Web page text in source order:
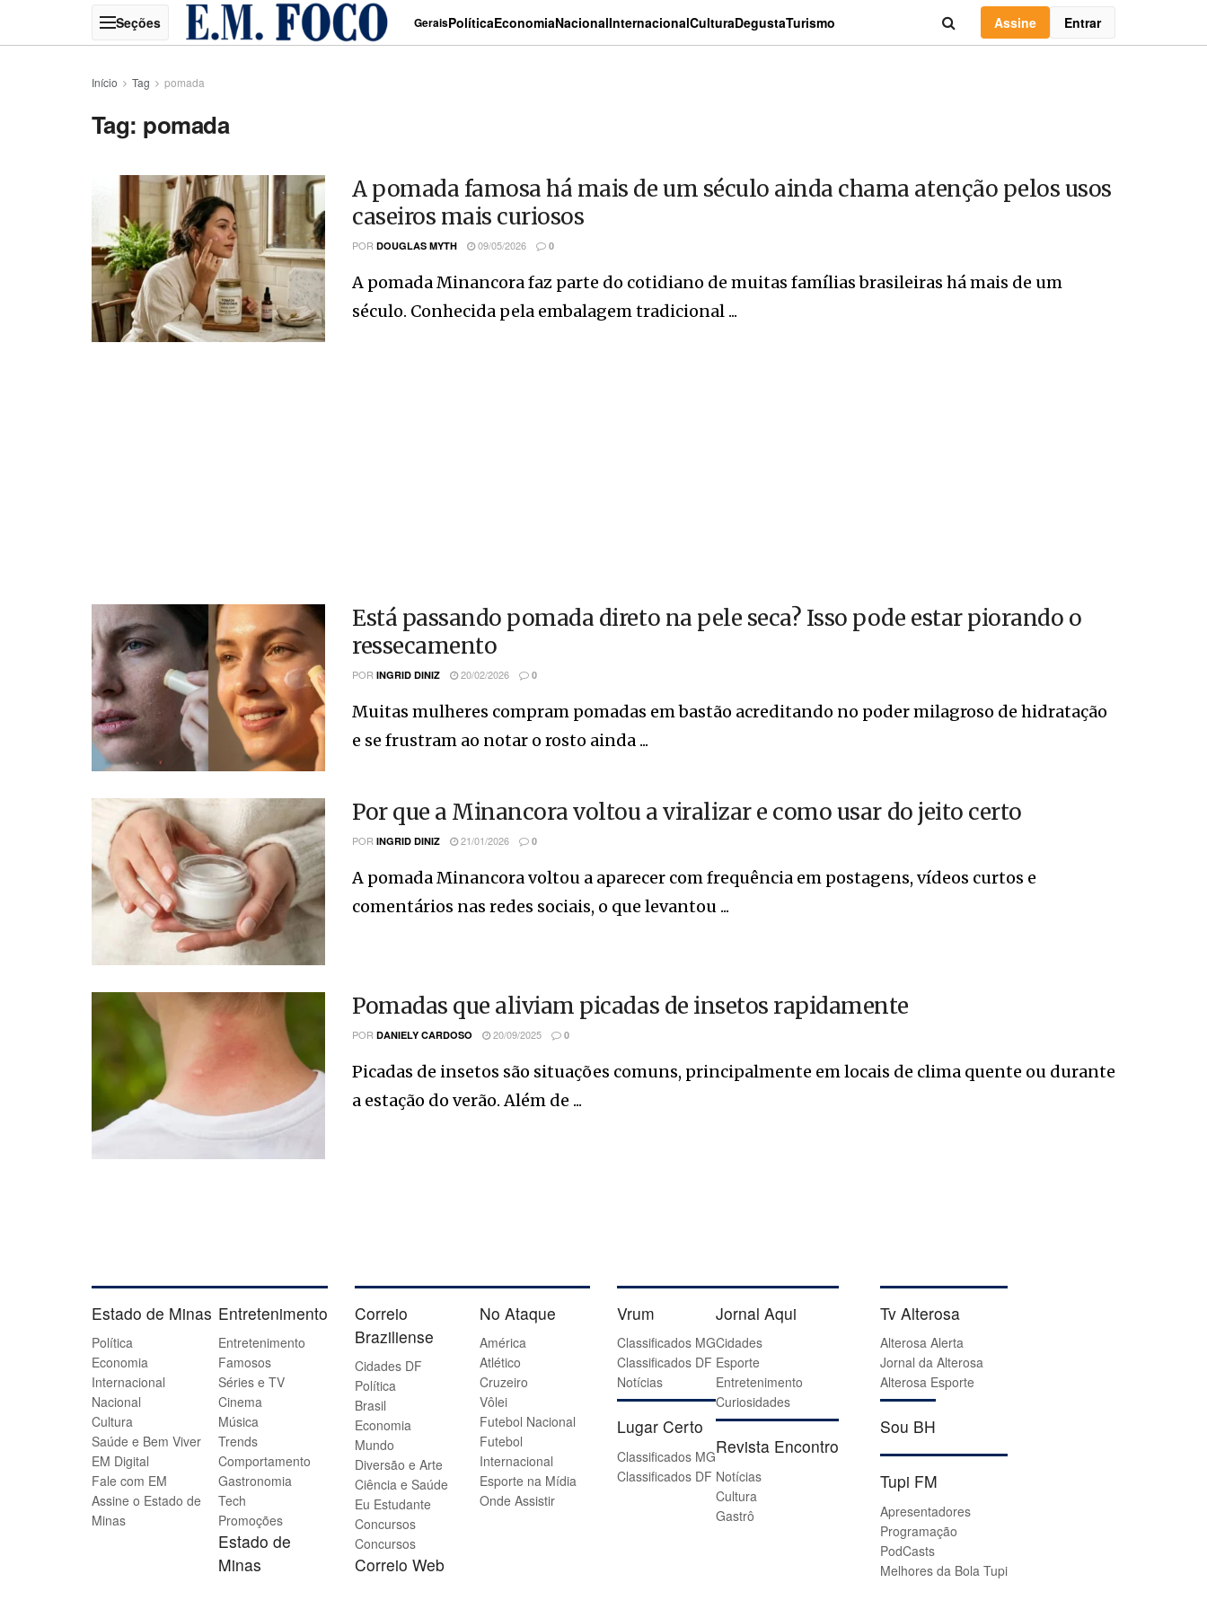
GeraisPolíticaEconomiaNacionalInternacionalCulturaDegustaTurismo Assine Entrar
Início Tag pomada
Tag: pomada
A pomada famosa há mais de um século ainda chama atenção pelos usos
caseiros mais curiosos
POR DOUGLAS MYTH 09/05/2026 0
A pomada Minancora faz parte do cotidiano de muitas famílias brasileiras há mais de um
século. Conhecida pela embalagem tradicional ...
Está passando pomada direto na pele seca? Isso pode estar piorando o
ressecamento
POR INGRID DINIZ 20/02/2026 0
Muitas mulheres compram pomadas em bastão acreditando no poder milagroso de hidratação
e se frustram ao notar o rosto ainda ...
Por que a Minancora voltou a viralizar e como usar do jeito certo
POR INGRID DINIZ 21/01/2026 0
A pomada Minancora voltou a aparecer com frequência em postagens, vídeos curtos e
comentários nas redes sociais, o que levantou ...
Pomadas que aliviam picadas de insetos rapidamente
POR DANIELY CARDOSO 20/09/2025 0
Picadas de insetos são situações comuns, principalmente em locais de clima quente ou durante
a estação do verão. Além de ...
Estado de Minas
Política
Economia
Internacional
Nacional
Cultura
Saúde e Bem Viver
EM Digital
Fale com EM
Assine o Estado de
Minas
Entretenimento
Entretenimento
Famosos
Séries e TV
Cinema
Música
Trends
Comportamento
Gastronomia
Tech
Promoções
Estado de
Minas
Correio
Braziliense
Cidades DF
Política
Brasil
Economia
Mundo
Diversão e Arte
Ciência e Saúde
Eu Estudante
Concursos
Concursos
Correio Web
No Ataque
América
Atlético
Cruzeiro
Vôlei
Futebol Nacional
Futebol
Internacional
Esporte na Mídia
Onde Assistir
Vrum
Classificados MG
Classificados DF
Notícias
Lugar Certo
Classificados MG
Classificados DF
Jornal Aqui
Cidades
Esporte
Entretenimento
Curiosidades
Revista Encontro
Notícias
Cultura
Gastrô
Tv Alterosa
Alterosa Alerta
Jornal da Alterosa
Alterosa Esporte
Sou BH
Tupi FM
Apresentadores
Programação
PodCasts
Melhores da Bola Tupi